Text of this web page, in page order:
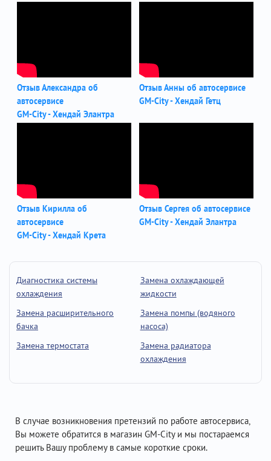
Отзыв Александра об
автосервисе
GM-City - Хендай Элантра
Отзыв Анны об автосервисе
GM-City - Хендай Гетц
Отзыв Кирилла об
автосервисе
GM-City - Хендай Крета
Отзыв Сергея об автосервисе
GM-City - Хендай Элантра
Диагностика системы
охлаждения
Замена охлаждающей
жидкости
Замена расширительного
бачка
Замена помпы (водяного
насоса)
Замена термостата
Замена радиатора
охлаждения
В случае возникновения претензий по работе автосервиса,
Вы можете обратится в магазин GM-City и мы постараемся
решить Вашу проблему в самые короткие сроки.